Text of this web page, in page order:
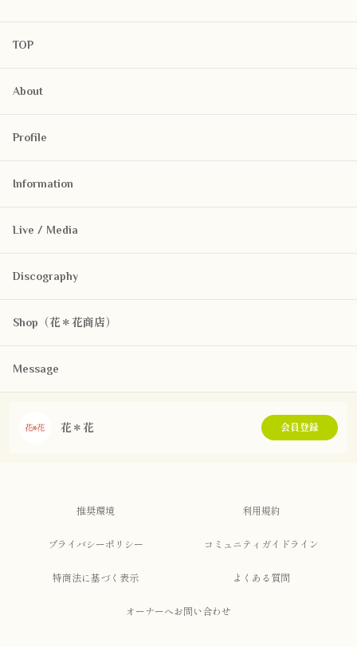
TOP
About
Profile
Information
Live / Media
Discography
Shop（花＊花商店）
Message
花＊花 会員登録
推奨環境 利用規約
プライバシーポリシー コミュニティガイドライン
特商法に基づく表示 よくある質問
オーナーへお問い合わせ